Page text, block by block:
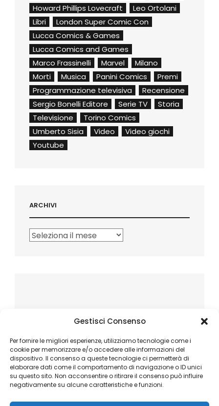
Gestisci Consenso
Per fornire le migliori esperienze, utilizziamo tecnologie come i
cookie per memorizzare e/o accedere alle informazioni del
dispositivo. Il consenso a queste tecnologie ci permetterà di
elaborare dati come il comportamento di navigazione o ID unici
su questo sito. Non acconsentire o ritirare il consenso può influire
negativamente su alcune caratteristiche e funzioni.
Howard Phillips Lovecraft
Leo Ortolani
Libri
London Super Comic Con
Lucca Comics & Games
Lucca Comics and Games
Marco Frassinelli
Marvel
Milano
Morti
Musica Panini Comics
Premi
Programmazione televisiva
Recensione
Sergio Bonelli Editore
Serie TV
Storia
Televisione
Torino Comics
Umberto Sisia
Video
Video giochi
Youtube
ARCHIVI
Archivi